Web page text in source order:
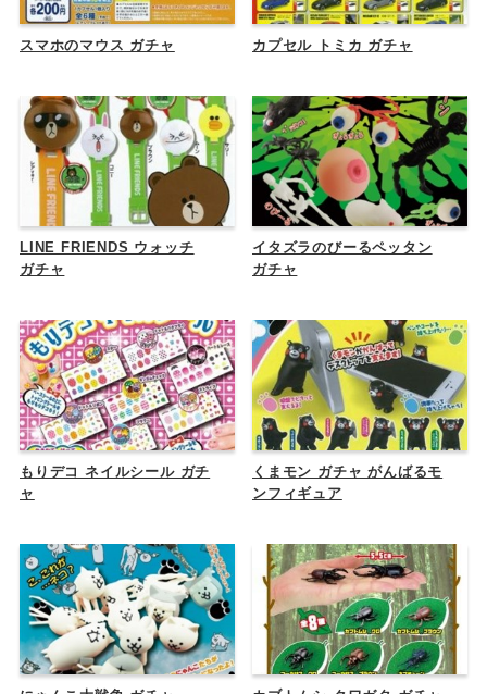
スマホのマウス ガチャ カプセル トミカ ガチャ
LINE FRIENDS ウォッチ
ガチャ
イタズラのびーるペッタン
ガチャ
もりデコ ネイルシール ガチ
ャ
くまモン ガチャ がんばるモ
ンフィギュア